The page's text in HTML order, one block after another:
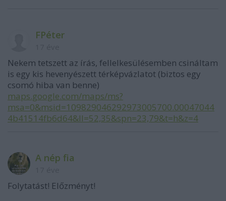
FPéter
Nekem tetszett az írás, fellelkesülésemben csináltam
is egy kis hevenyészett térképvázlatot (biztos egy
csomó hiba van benne)
maps.google.com/maps/ms?
msa=0&msid=109829046292973005700.00047044
4b41514fb6d64&ll=52,35&spn=23,79&t=h&z=4
A nép fia
Folytatást! Előzményt!